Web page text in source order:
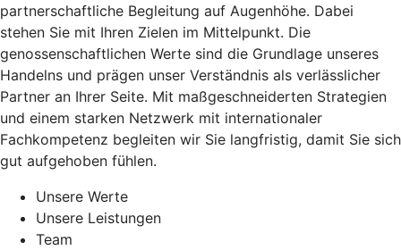
partnerschaftliche Begleitung auf Augenhöhe. Dabei
stehen Sie mit Ihren Zielen im Mittelpunkt. Die
genossenschaftlichen Werte sind die Grundlage unseres
Handelns und prägen unser Verständnis als verlässlicher
Partner an Ihrer Seite. Mit maßgeschneiderten Strategien
und einem starken Netzwerk mit internationaler
Fachkompetenz begleiten wir Sie langfristig, damit Sie sich
gut aufgehoben fühlen.
Unsere Werte
Unsere Leistungen
Team